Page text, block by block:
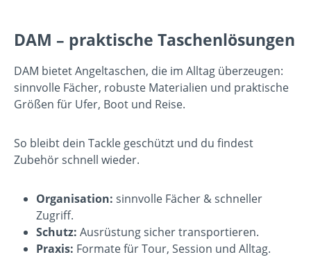
DAM – praktische Taschenlösungen
DAM bietet Angeltaschen, die im Alltag überzeugen:
sinnvolle Fächer, robuste Materialien und praktische
Größen für Ufer, Boot und Reise.
So bleibt dein Tackle geschützt und du findest
Zubehör schnell wieder.
Organisation: sinnvolle Fächer & schneller
Zugriff.
Schutz: Ausrüstung sicher transportieren.
Praxis: Formate für Tour, Session und Alltag.